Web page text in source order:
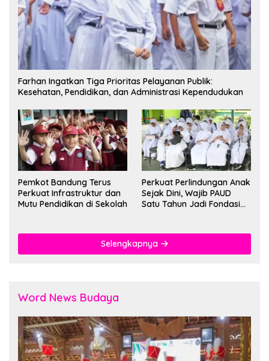
Farhan Ingatkan Tiga Prioritas Pelayanan Publik:
Kesehatan, Pendidikan, dan Administrasi Kependudukan
Pemkot Bandung Terus
Perkuat Infrastruktur dan
Mutu Pendidikan di Sekolah
Perkuat Perlindungan Anak
Sejak Dini, Wajib PAUD
Satu Tahun Jadi Fondasi
Selengkapnya
Word News Budaya